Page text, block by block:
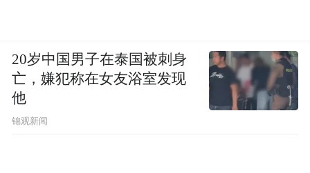
20岁中国男子在泰国被刺身
亡，嫌犯称在女友浴室发现
他
锦观新闻